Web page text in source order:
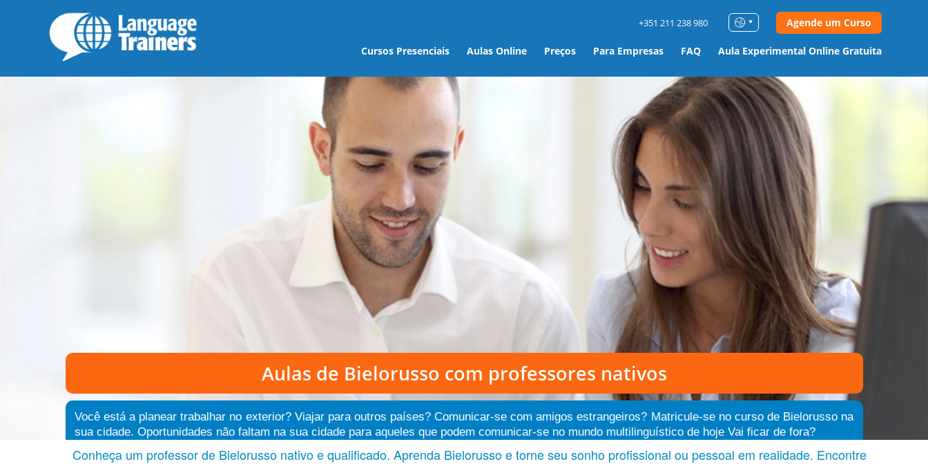
Cursos Presenciais Aulas Online Preços Para Empresas FAQ Aula Experimental Online Gratuita
+351 211 238 980 Agende um Curso
Aulas de Bielorusso com professores nativos
Você está a planear trabalhar no exterior? Viajar para outros países? Comunicar-se com amigos estrangeiros? Matricule-se no curso de Bielorusso na
sua cidade. Oportunidades não faltam na sua cidade para aqueles que podem comunicar-se no mundo multilinguístico de hoje Vai ficar de fora?
Conheça um professor de Bielorusso nativo e qualificado. Aprenda Bielorusso e torne seu sonho profissional ou pessoal em realidade. Encontre